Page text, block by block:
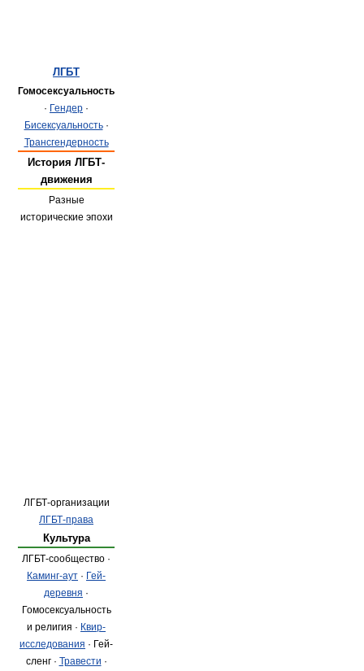
ЛГБТ
Гомосексуальность
· Гендер ·
Бисексуальность·
Трансгендерность
История ЛГБТ-
движения
Разные
исторические эпохи
ЛГБТ-организации
ЛГБТ-права
Культура
ЛГБТ-сообщество ·
Каминг-аут · Гей-
деревня ·
Гомосексуальность
и религия · Квир-
исследования · Гей-
сленг · Травести ·